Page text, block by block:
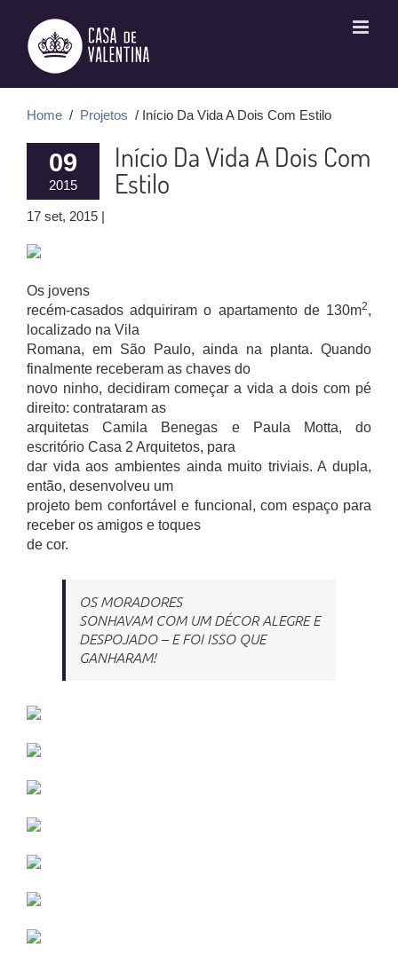
conteúdo
Home / Projetos / Início Da Vida A Dois Com Estilo
09
2015
Início Da Vida A Dois Com
Estilo
17 set, 2015 |
Os jovens
recém-casados adquiriram o apartamento de 130m2,
localizado na Vila
Romana, em São Paulo, ainda na planta. Quando
finalmente receberam as chaves do
novo ninho, decidiram começar a vida a dois com pé
direito: contrataram as
arquitetas Camila Benegas e Paula Motta, do
escritório Casa 2 Arquitetos, para
dar vida aos ambientes ainda muito triviais. A dupla,
então, desenvolveu um
projeto bem confortável e funcional, com espaço para
receber os amigos e toques
de cor.
OS MORADORES
SONHAVAM COM UM DÉCOR ALEGRE E
DESPOJADO – E FOI ISSO QUE
GANHARAM!